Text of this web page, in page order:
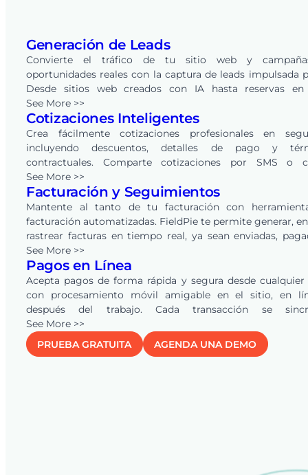
Generación de Leads
Convierte el tráfico de tu sitio web y
oportunidades reales con la captura de leads impulsada
Desde sitios web creados con IA hasta reservas en
integradas, cada solicitud se convierte en un lead en tu
de FieldPie, listo para rastrear, calificar y convertir a
CRM integrado.
See More >>
Cotizaciones Inteligentes
Crea fácilmente cotizaciones profesionales en
incluyendo descuentos, detalles de pago y
contractuales. Comparte cotizaciones por SMS o
electrónico, y permite que los clientes las revisen y
línea con un solo clic. FieldPie también
seguimientos, ayudando a negocios de todas las
convertir más oportunidades en ingresos.
See More >>
Facturación y Seguimientos
Mantente al tanto de tu facturación con
facturación automatizadas. FieldPie te permite generar,
rastrear facturas en tiempo real, ya sean enviadas,
vencidas. Los recordatorios automáticos mantienen a tu
y clientes alineados, asegurando pagos más
reduciendo la carga de trabajo administrativa.
See More >>
Pagos en Línea
Acepta pagos de forma rápida y segura desde
con procesamiento móvil amigable en el sitio, en
después del trabajo. Cada transacción se
instantáneamente en tu sistema para una visibilidad
clara, y la conexión conQuickBooksOnline
cotizaciones, facturas y pagos, eliminando la doble
See More >>
PRUEBA GRATUITA
AGENDA UNA DEMO